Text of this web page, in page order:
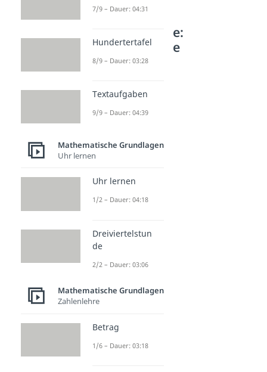
Weitere Inhalte:
Mathematische
Grundlagen
Potenzen
Zehnerpotenzen
Negative Potenzen
Dauer: 03:19
Dauer: 02:59
7/9 – Dauer: 04:31
Hundertertafel
8/9 – Dauer: 03:28
Textaufgaben
9/9 – Dauer: 04:39
Mathematische Grundlagen
Uhr lernen
Uhr lernen
1/2 – Dauer: 04:18
Dreiviertelstun
de
2/2 – Dauer: 03:06
Mathematische Grundlagen
Zahlenlehre
Betrag
1/6 – Dauer: 03:18